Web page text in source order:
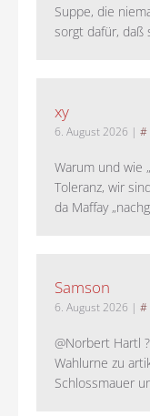
Suppe, die
sorgt dafür, daß
xy
6. August 2026 | #
Warum und wie
Toleranz, wir
da Maffay
Samson
6. August 2026 | #
@Norbert Hartl
Wahlurne zu
Schlossmauer